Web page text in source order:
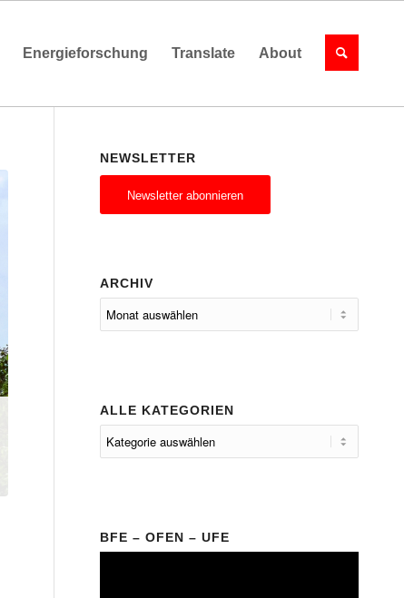
Energieforschung Translate About
NEWSLETTER
Newsletter abonnieren
ARCHIV
ALLE KATEGORIEN
BFE – OFEN – UFE